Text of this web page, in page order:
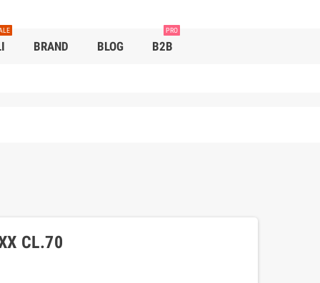
BRAND BLOG B2B
PRO
CL.70